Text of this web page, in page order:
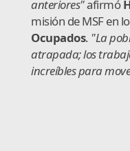
anteriores"afirmó
misión de MSF en
Ocupados. "La
atrapada; los
increíbles para